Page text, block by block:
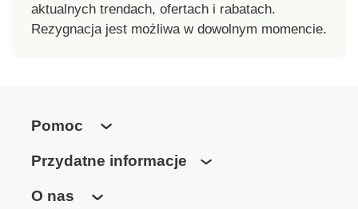
aktualnych trendach, ofertach i rabatach.
Rezygnacja jest możliwa w dowolnym momencie.
Pomoc
Przydatne informacje
O nas